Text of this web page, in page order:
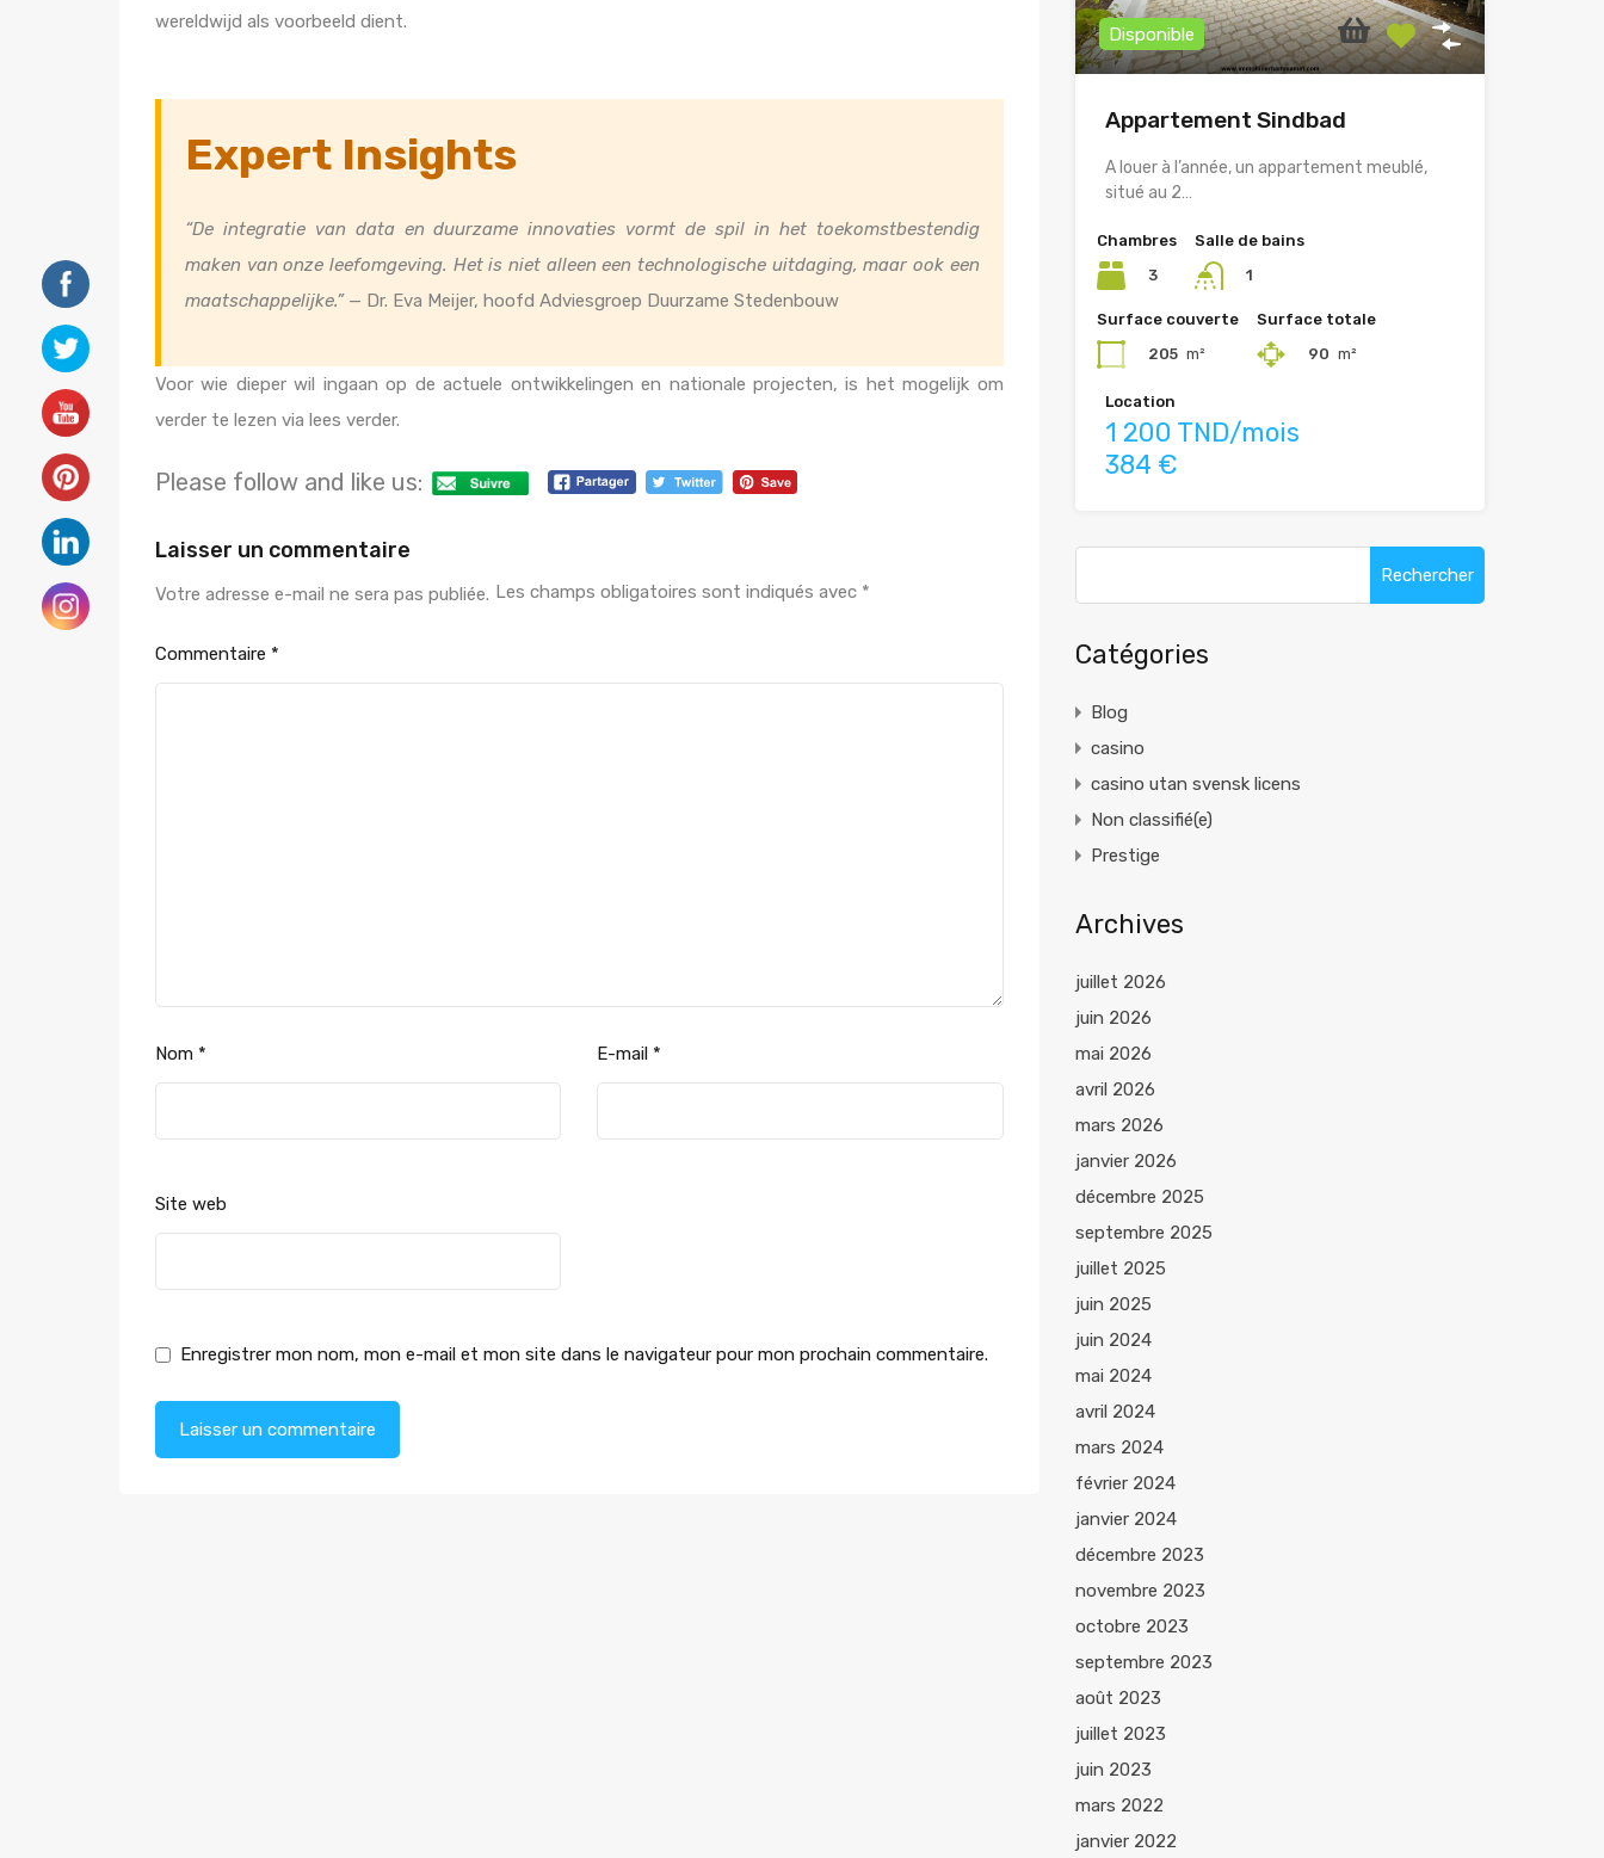
wereldwijd als voorbeeld dient.
Expert Insights
“De integratie van data en duurzame innovaties vormt de spil in het toekomstbestendig
maken van onze leefomgeving. Het is niet alleen een technologische uitdaging, maar ook een
maatschappelijke.”— Dr. Eva Meijer, hoofd Adviesgroep Duurzame Stedenbouw
Voor wie dieper wil ingaan op de actuele ontwikkelingen en nationale projecten, is het mogelijk om
verder te lezen via lees verder.
Please follow and like us:
Laisser un commentaire
Votre adresse e-mail ne sera pas publiée. Les champs obligatoires sont indiqués avec *
Commentaire *
Nom * E-mail *
Site web
Enregistrer mon nom, mon e-mail et mon site dans le navigateur pour mon prochain commentaire.
Disponible
Appartement Sindbad
A louer à l’année, un appartement meublé,
situé au 2…
Chambres
3
Salle de bains
1
Surface couverte
205 m²
Surface totale
90 m²
Location
1 200 TND/mois
384 €
Catégories
Blog
casino
casino utan svensk licens
Non classifié(e)
Prestige
Archives
juillet 2026
juin 2026
mai 2026
avril 2026
mars 2026
janvier 2026
décembre 2025
septembre 2025
juillet 2025
juin 2025
juin 2024
mai 2024
avril 2024
mars 2024
février 2024
janvier 2024
décembre 2023
novembre 2023
octobre 2023
septembre 2023
août 2023
juillet 2023
juin 2023
mars 2022
janvier 2022